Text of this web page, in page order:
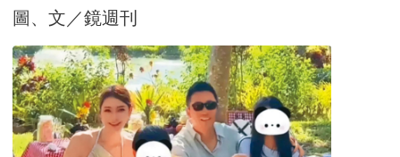
圖、文／鏡週刊